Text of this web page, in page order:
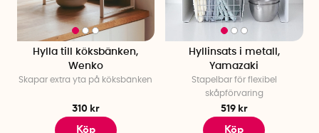
Hylla till köksbänken,
Wenko
Skapar extra yta på köksbänken
310 kr
Köp
Hyllinsats i metall,
Yamazaki
Stapelbar för flexibel
skåpförvaring
519 kr
Köp